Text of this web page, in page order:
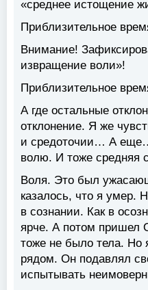
«среднее истощение
Приблизительное
Внимание!
извращение воли»!
Приблизительное
А где остальные
отклонение. Я же
и средоточии… А
волю. И тоже средняя
Воля. Это был
казалось, что я умер.
в сознании. Как в
ярче. А потом пришел
тоже не было тела. Но
рядом. Он подавлял
испытывать